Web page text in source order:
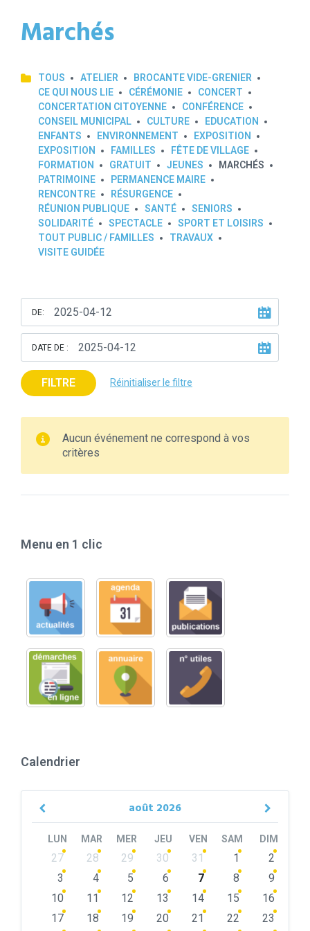
Marchés
TOUS ATELIER
BROCANTE VIDE-GRENIER
CE QUI NOUS LIE
CÉRÉMONIE
CONCERT
CONCERTATION CITOYENNE
CONFÉRENCE
CONSEIL MUNICIPAL
CULTURE
EDUCATION
ENFANTS
ENVIRONNEMENT
EXPOSITION
EXPOSITION
FAMILLES
FÊTE DE VILLAGE
FORMATION
GRATUIT JEUNES
MARCHÉS
PATRIMOINE
PERMANENCE MAIRE
RENCONTRE
RÉSURGENCE
RÉUNION PUBLIQUE
SANTÉ
SENIORS
SOLIDARITÉ
SPECTACLE
SPORT ET LOISIRS
TOUT PUBLIC / FAMILLES
TRAVAUX
VISITE GUIDÉE
DE:
DATE DE :
FILTRE Réinitialiser le filtre
Aucun événement ne correspond à vos
critères
Menu en 1 clic
Calendrier
août 2026
Previous
LUN MAR MER JEU VEN SAM DIM
Skip
calendar
27 28 29 30 31 1
2
3
4 5 6 7 8
9
10
11 12 13 14 15
16
17
18 19 20 21 22
23